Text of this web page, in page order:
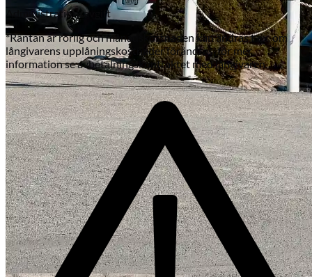
Administrationsavgift
*Räntan är rörlig och månadskostnaden kan ändras t.ex. om
långivarens upplåningskostnader förändras, för mer
information se avbetalningskontraktet med långivaren.